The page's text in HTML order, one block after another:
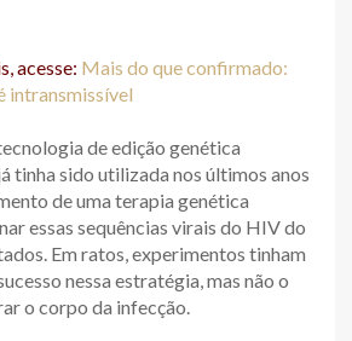
acesse: Mais do que confirmado:
intransmissível
de edição genética
tinha sido utilizada nos últimos anos
de uma terapia genética
essas sequências virais do HIV do
Em ratos, experimentos tinham
nessa estratégia, mas não o
o corpo da infecção.